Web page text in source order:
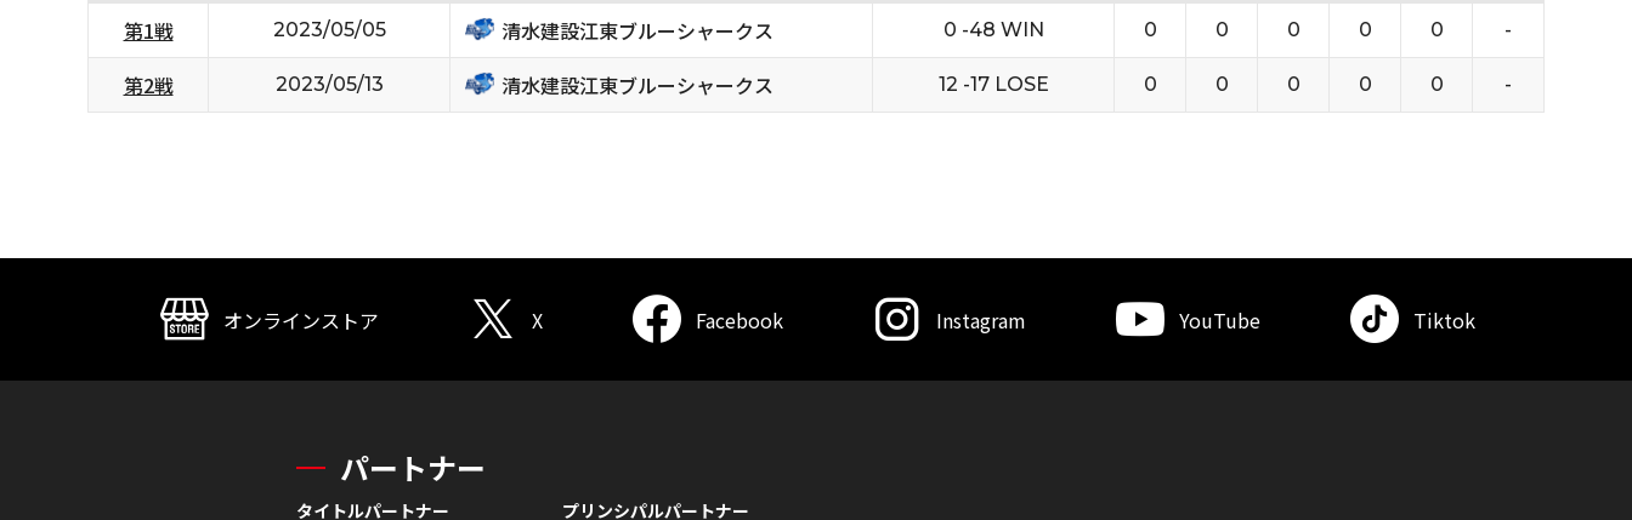
第1戦 2023/05/05 清水建設江東ブルーシャークス 0 -48 WIN 0 0 0 0 0 -
第2戦 2023/05/13 清水建設江東ブルーシャークス 12 -17 LOSE 0 0 0 0 0 -
オンラインストア X Facebook Instagram YouTube Tiktok
パートナー
タイトルパートナー プリンシパルパートナー